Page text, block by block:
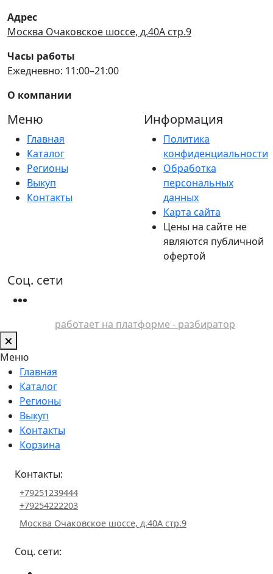
Адрес
Москва Очаковское шоссе, д.40А стр.9
Часы работы
Ежедневно: 11:00–21:00
О компании
Меню
Главная
Каталог
Регионы
Выкуп
Контакты
Информация
Политика
конфиденциальности
Обработка
персональных
данных
Карта сайта
Цены на сайте не
являются публичной
офертой
Соц. сети
работает на платформе - разбиратор
Меню
Главная
Каталог
Регионы
Выкуп
Контакты
Корзина
Контакты:
+79251239444
+79254222203
Москва Очаковское шоссе, д.40А стр.9
Соц. сети: